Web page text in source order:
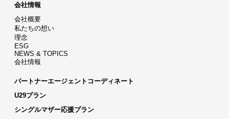
会社情報
会社概要
私たちの想い
理念
ESG
NEWS & TOPICS
会社情報
パートナーエージェントコーディネート
U29プラン
シングルマザー応援プラン